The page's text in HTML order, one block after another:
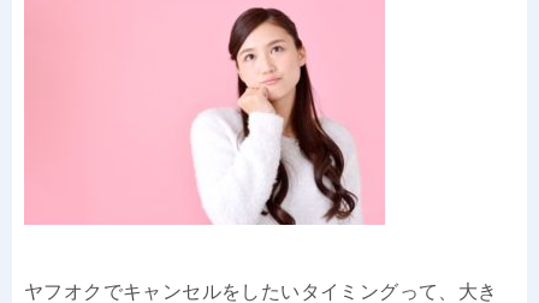
ヤフオクでキャンセルをしたいタイミングって、大き